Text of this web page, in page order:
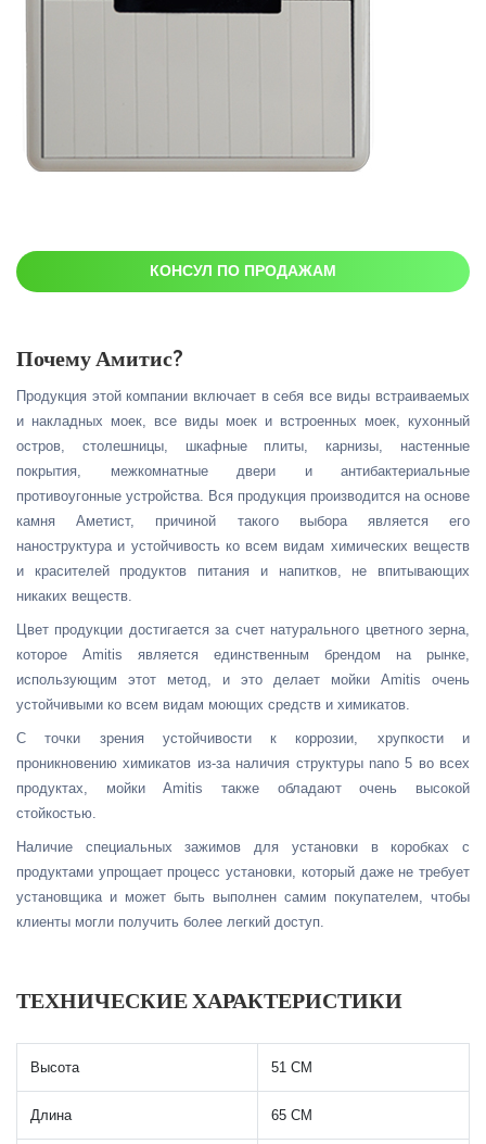
КОНСУЛ ПО ПРОДАЖАМ
Почему Амитис?
Продукция этой компании включает в себя все виды встраиваемых
и накладных моек, все виды моек и встроенных моек, кухонный
остров, столешницы, шкафные плиты, карнизы, настенные
покрытия, межкомнатные двери и антибактериальные
противоугонные устройства. Вся продукция производится на основе
камня Аметист, причиной такого выбора является его
наноструктура и устойчивость ко всем видам химических веществ
и красителей продуктов питания и напитков, не впитывающих
никаких веществ.
Цвет продукции достигается за счет натурального цветного зерна,
которое Amitis является единственным брендом на рынке,
использующим этот метод, и это делает мойки Amitis очень
устойчивыми ко всем видам моющих средств и химикатов.
С точки зрения устойчивости к коррозии, хрупкости и
проникновению химикатов из-за наличия структуры nano 5 во всех
продуктах, мойки Amitis также обладают очень высокой
стойкостью.
Наличие специальных зажимов для установки в коробках с
продуктами упрощает процесс установки, который даже не требует
установщика и может быть выполнен самим покупателем, чтобы
клиенты могли получить более легкий доступ.
ТЕХНИЧЕСКИЕ ХАРАКТЕРИСТИКИ
Высота 51 СМ
Длина 65 СМ